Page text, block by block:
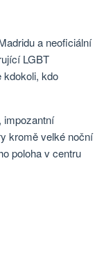
a neoficiální
LGBT
kdokoli, kdo
impozantní
kromě velké noční
poloha v centru